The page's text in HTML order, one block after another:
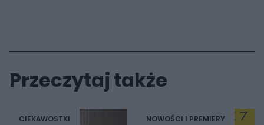
Przeczytaj także
CIEKAWOSTKI NOWOŚCI I PREMIERY